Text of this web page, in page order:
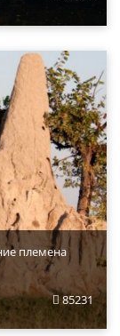
племена
85231